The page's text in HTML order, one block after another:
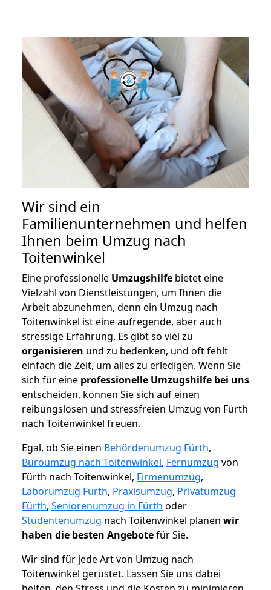
Wir sind ein
Familienunternehmen und helfen
Ihnen beim Umzug nach
Toitenwinkel
Eine professionelle Umzugshilfe bietet eine
Vielzahl von Dienstleistungen, um Ihnen die
Arbeit abzunehmen, denn ein Umzug nach
Toitenwinkel ist eine aufregende, aber auch
stressige Erfahrung. Es gibt so viel zu
organisieren und zu bedenken, und oft fehlt
einfach die Zeit, um alles zu erledigen. Wenn Sie
sich für eine professionelle Umzugshilfe bei uns
entscheiden, können Sie sich auf einen
reibungslosen und stressfreien Umzug von Fürth
nach Toitenwinkel freuen.
Egal, ob Sie einen Behördenumzug Fürth,
Büroumzug nach Toitenwinkel, Fernumzug von
Fürth nach Toitenwinkel, Firmenumzug,
Laborumzug Fürth, Praxisumzug, Privatumzug
Fürth, Seniorenumzug in Fürth oder
Studentenumzug nach Toitenwinkel planen wir
haben die besten Angebotefür Sie.
Wir sind für jede Art von Umzug nach
Toitenwinkel gerüstet. Lassen Sie uns dabei